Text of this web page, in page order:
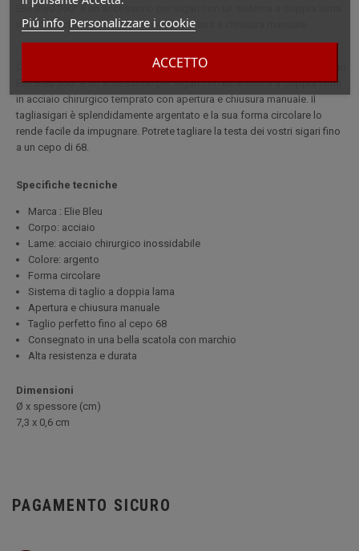
Piú info Personalizzare i cookie
ACCETTO
Elie Bleu 360° è un accessorio per sigari con un sistema a doppia lama
in acciaio chirurgico temprato con apertura e chiusura manuale.
Con un tale tagliasigari, non passerete di certo inosservati. Il tagliasigari
Elie Bleu 360° è un accessorio per sigari con un sistema a doppia lama
in acciaio chirurgico temprato con apertura e chiusura manuale. Il
tagliasigari è splendidamente argentato e la sua forma circolare lo
rende facile da impugnare. Potrete tagliare la testa dei vostri sigari fino
a un cepo di 68.
Specifiche tecniche
Marca : Elie Bleu
Corpo: acciaio
Lame: acciaio chirurgico inossidabile
Colore: argento
Forma circolare
Sistema di taglio a doppia lama
Apertura e chiusura manuale
Taglio perfetto fino al cepo 68
Consegnato in una bella scatola con marchio
Alta resistenza e durata
Dimensioni
Ø x spessore (cm)
7,3 x 0,6 cm
PAGAMENTO SICURO